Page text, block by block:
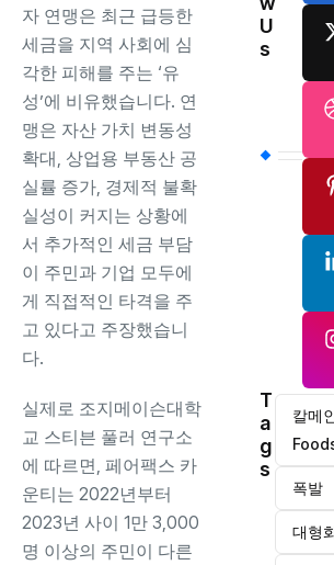
자 연맹은 최근 급등한
세금을 지역 사회에 심
각한 피해를 주는 ‘유
성’에 비유했습니다. 연
맹은 자산 가치 변동성
확대, 상업용 부동산 공
실률 증가, 경제적 불확
실성이 커지는 상황에
서 추가적인 세금 부담
이 주민과 기업 모두에
게 직접적인 타격을 주
고 있다고 주장했습니
다.
실제로 조지메이슨대학
교 스티븐 풀러 연구소
에 따르면, 페어팩스 카
운티는 2022년부터
2023년 사이 1만 3,000
명 이상의 주민이 다른
U
s
T
a
g
s
칼메
폭발
대형